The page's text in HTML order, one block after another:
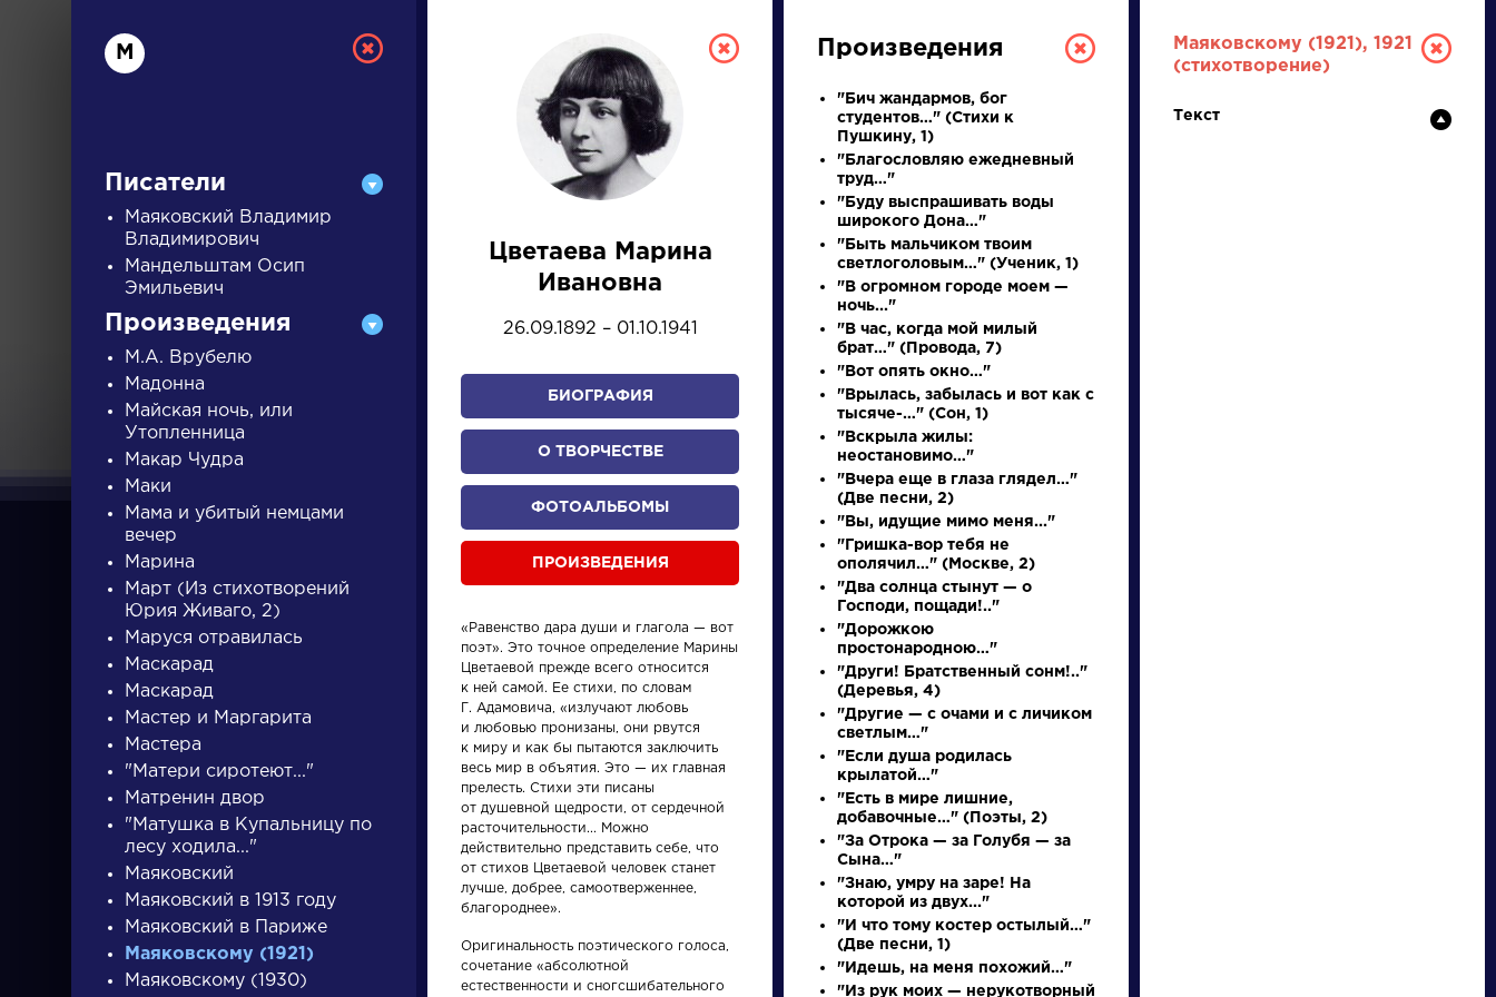
РУССКАЯ ЛИТЕРАТУРА
ДЛЯ ПРЕЗЕНТАЦИЙ, УРОКОВ И ЕГЭ
А Б З С Т У Ф
произведения персонажи
Персонажи
Алоизий
Могарыч
Произведения
На птичку
Произведения
Ода на день
восшествия на
Произведения
Вечернее
размышление
М
Писатели
Маяковский Владимир
Владимирович
Мандельштам Осип
Эмильевич
Произведения
М.А. Врубелю
Мадонна
Майская ночь, или
Утопленница
Макар Чудра
Маки
Мама и убитый немцами
вечер
Марина
Март (Из стихотворений
Юрия Живаго, 2)
Маруся отравилась
Маскарад
Маскарад
Мастер и Маргарита
Мастера
"Матери сиротеют..."
Матренин двор
"Матушка в Купальницу по
лесу ходила..."
Маяковский
Маяковский в 1913 году
Маяковский в Париже
Маяковскому (1921)
Маяковскому (1930)
Цветаева Марина
Ивановна
26.09.1892 – 01.10.1941
БИОГРАФИЯ
О ТВОРЧЕСТВЕ
ФОТОАЛЬБОМЫ
ПРОИЗВЕДЕНИЯ
«Равенство дара души и глагола — вот
поэт». Это точное определение Марины
Цветаевой прежде всего относится
к ней самой. Ее стихи, по словам
Г. Адамовича, «излучают любовь
и любовью пронизаны, они рвутся
к миру и как бы пытаются заключить
весь мир в объятия. Это — их главная
прелесть. Стихи эти писаны
от душевной щедрости, от сердечной
расточительности... Можно
действительно представить себе, что
от стихов Цветаевой человек станет
лучше, добрее, самоотверженнее,
благороднее».
Оригинальность поэтического голоса,
сочетание «абсолютной
естественности и сногсшибательного
Произведения
"Бич жандармов, бог
студентов…" (Стихи к
Пушкину, 1)
"Благословляю ежедневный
труд…"
"Буду выспрашивать воды
широкого Дона…"
"Быть мальчиком твоим
светлоголовым…" (Ученик, 1)
"В огромном городе моем —
ночь..."
"В час, когда мой милый
брат…" (Провода, 7)
"Вот опять окно…"
"Врылась, забылась и вот как с
тысяче-…" (Сон, 1)
"Вскрыла жилы:
неостановимо…"
"Вчера еще в глаза глядел…"
(Две песни, 2)
"Вы, идущие мимо меня..."
"Гришка-вор тебя не
ополячил…" (Москве, 2)
"Два солнца стынут — о
Господи, пощади!.."
"Дорожкою
простонародною…"
"Други! Братственный сонм!.."
(Деревья, 4)
"Другие — с очами и с личиком
светлым…"
"Если душа родилась
крылатой…"
"Есть в мире лишние,
добавочные…" (Поэты, 2)
"За Отрока — за Голубя — за
Сына…"
"Знаю, умру на заре! На
которой из двух..."
"И что тому костер остылый…"
(Две песни, 1)
"Идешь, на меня похожий…"
"Из рук моих — нерукотворный
Маяковскому (1921), 1921
(стихотворение)
Текст